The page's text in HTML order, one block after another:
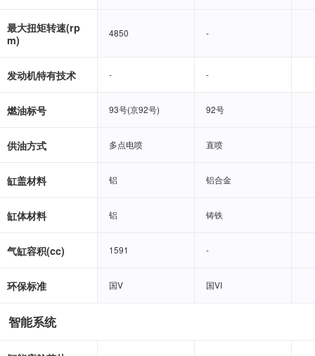
最大扭矩转速(rp
m)
4850 -
发动机特有技术 - -
燃油标号 93号(京92号) 92号
供油方式 多点电喷 直喷
缸盖材料 铝 铝合金
缸体材料 铝 铸铁
气缸容积(cc) 1591 -
环保标准 国V 国VI
智能系统
4850 -
- -
93号(京92号) 92号
多点电喷 直喷
铝 铝合金
铝 铸铁
1591 -
国V 国VI